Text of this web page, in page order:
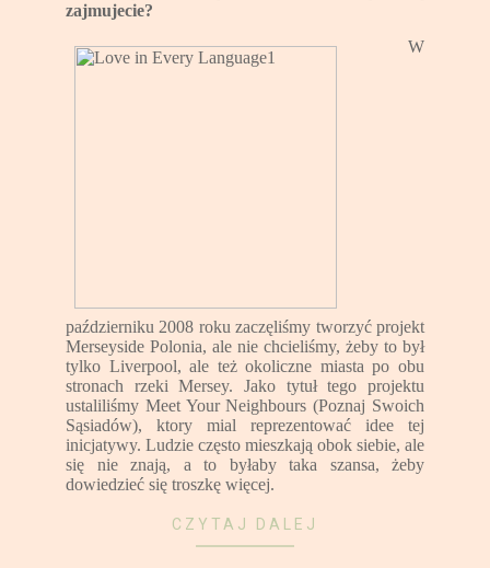
zajmujecie?
W
październiku 2008 roku zaczęliśmy tworzyć projekt
Merseyside Polonia, ale nie chcieliśmy, żeby to był
tylko Liverpool, ale też okoliczne miasta po obu
stronach rzeki Mersey. Jako tytuł tego projektu
ustaliliśmy Meet Your Neighbours (Poznaj Swoich
Sąsiadów), ktory mial reprezentować idee tej
inicjatywy. Ludzie często mieszkają obok siebie, ale
się nie znają, a to byłaby taka szansa, żeby
dowiedzieć się troszkę więcej.
CZYTAJ DALEJ